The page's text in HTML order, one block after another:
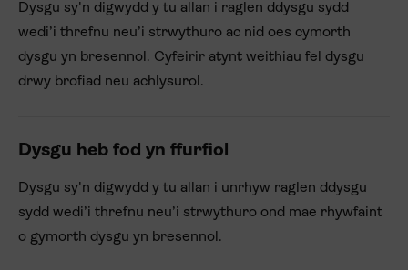
Dysgu sy'n digwydd y tu allan i raglen ddysgu sydd
wedi’i threfnu neu’i strwythuro ac nid oes cymorth
dysgu yn bresennol. Cyfeirir atynt weithiau fel dysgu
drwy brofiad neu achlysurol.
Dysgu heb fod yn ffurfiol
Dysgu sy'n digwydd y tu allan i unrhyw raglen ddysgu
sydd wedi’i threfnu neu’i strwythuro ond mae rhywfaint
o gymorth dysgu yn bresennol.